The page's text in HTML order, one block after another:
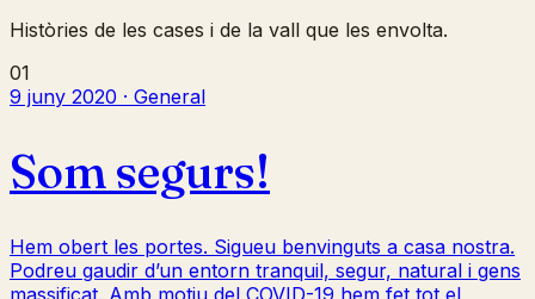
Històries de les cases i de la vall que les envolta.
01
9 juny 2020 · General
Som segurs!
Hem obert les portes. Sigueu benvinguts a casa nostra.
Podreu gaudir d’un entorn tranquil, segur, natural i gens